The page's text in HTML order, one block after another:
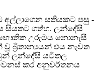
අල්ලාගෙන සතියකට පසු -
සියතට ගත්හ. ලන්දේසි
උරුමය නොනැසී
වූ බ්‍රිතාන්‍යයන් එය නැවත
ලන්දේසි යටිතල
කර අනුවර්තනය